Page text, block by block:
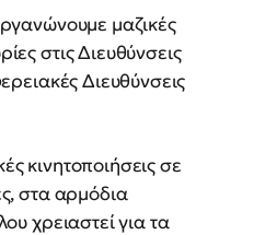
μαζικές
στις Διευθύνσεις
Διευθύνσεις
κινητοποιήσεις σε
στα αρμόδια
χρειαστεί για τα